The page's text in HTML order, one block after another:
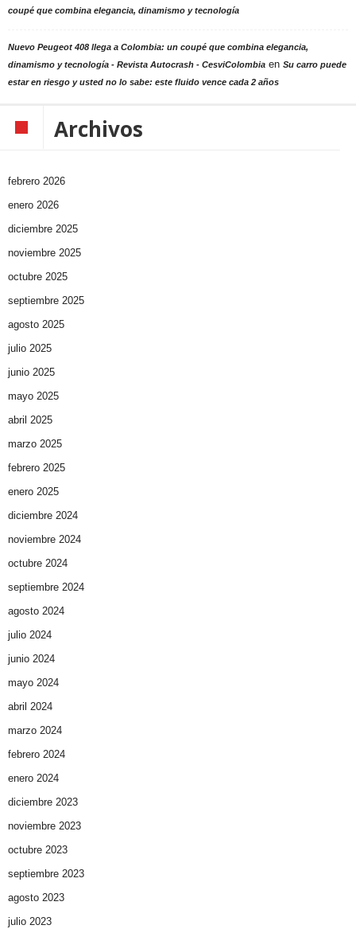
coupé que combina elegancia, dinamismo y tecnología
Nuevo Peugeot 408 llega a Colombia: un coupé que combina elegancia,
dinamismo y tecnología - Revista Autocrash - CesviColombia en Su carro puede
estar en riesgo y usted no lo sabe: este fluido vence cada 2 años
Archivos
febrero 2026
enero 2026
diciembre 2025
noviembre 2025
octubre 2025
septiembre 2025
agosto 2025
julio 2025
junio 2025
mayo 2025
abril 2025
marzo 2025
febrero 2025
enero 2025
diciembre 2024
noviembre 2024
octubre 2024
septiembre 2024
agosto 2024
julio 2024
junio 2024
mayo 2024
abril 2024
marzo 2024
febrero 2024
enero 2024
diciembre 2023
noviembre 2023
octubre 2023
septiembre 2023
agosto 2023
julio 2023